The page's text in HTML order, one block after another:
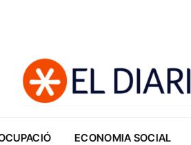
ECONOMIA SOCIAL